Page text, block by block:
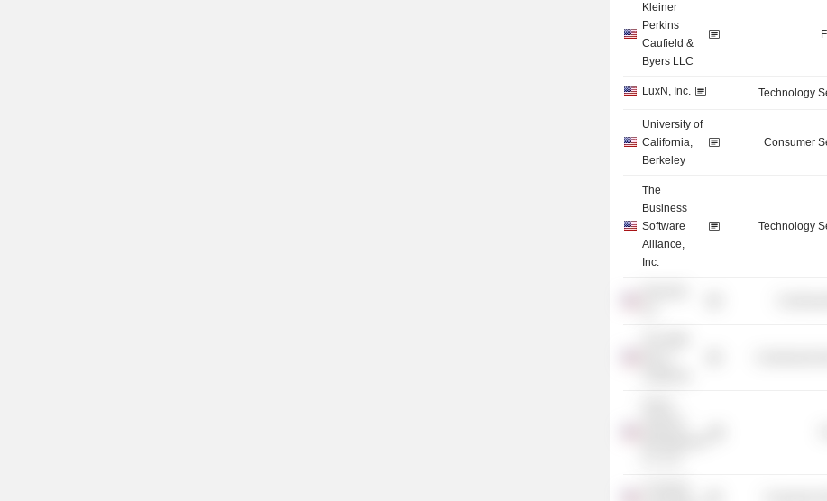
Kleiner
Perkins
Caufield &
Byers LLC
LuxN, Inc. Technology
University of
California,
Berkeley
Consumer
The
Business
Software
Alliance,
Inc.
Technology